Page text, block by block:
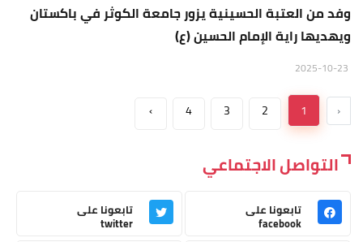
وفد من العتبة الحسينية يزور جامعة الكوثر في باكستان
ويهديها راية الإمام الحسين (ع)
‹
1
2
3
4
›
التواصل الاجتماعي
تابعونا على
facebook
تابعونا على
twitter